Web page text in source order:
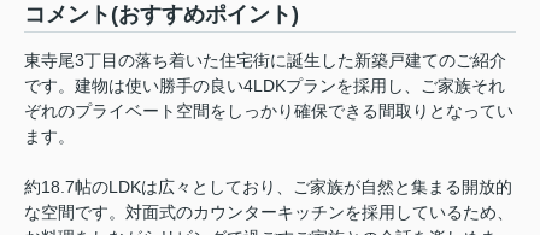
コメント(おすすめポイント)
東寺尾3丁目の落ち着いた住宅街に誕生した新築戸建てのご紹介
です。建物は使い勝手の良い4LDKプランを採用し、ご家族それ
ぞれのプライベート空間をしっかり確保できる間取りとなってい
ます。
約18.7帖のLDKは広々としており、ご家族が自然と集まる開放的
な空間です。対面式のカウンターキッチンを採用しているため、